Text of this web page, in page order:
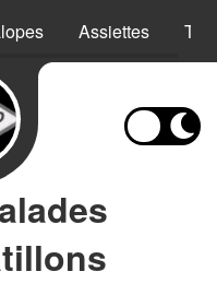
Assiettes Tex